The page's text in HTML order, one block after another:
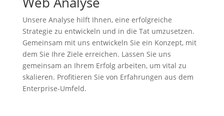
Unsere Analyse hilft Ihnen, eine erfolgreiche
Strategie zu entwickeln und in die Tat umzusetzen.
Gemeinsam mit uns entwickeln Sie ein Konzept, mit
dem Sie Ihre Ziele erreichen. Lassen Sie uns
gemeinsam an Ihrem Erfolg arbeiten, um vital zu
skalieren. Profitieren Sie von Erfahrungen aus dem
Enterprise-Umfeld.